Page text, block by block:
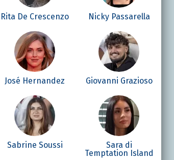
Rita De Crescenzo Nicky Passarella
José Hernandez Giovanni Grazioso
Sabrine Soussi
Sara di
Temptation Island